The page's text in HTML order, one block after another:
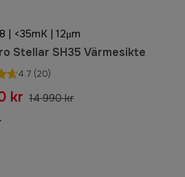
| <35mK | 12μm
Stellar SH35 Värmesikte
4.7 (20)
kr 14 990 kr